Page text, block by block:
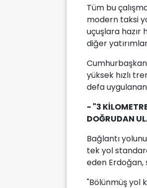
Tüm bu
modern taksi
uçuşlara hazır
diğer
yüksek hızlı
defa
- "3
DOĞRUDAN
Bağlantı
tek yol
eden Erdoğan,
"Bölünmüş yol